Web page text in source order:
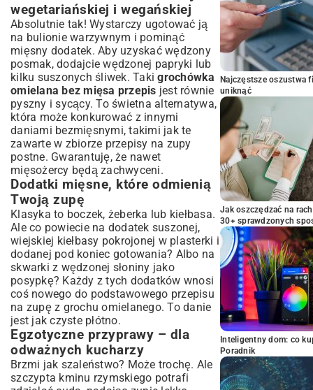
wegetariańskiej i wegańskiej
Absolutnie tak! Wystarczy ugotować ją
na bulionie warzywnym i pominąć
mięsny dodatek. Aby uzyskać wędzony
posmak, dodajcie wędzonej papryki lub
kilku suszonych śliwek. Takigrochówka
omielana bez mięsa przepis jest równie
pyszny i sycący. To świetna alternatywa,
która może konkurować z innymi
daniami bezmięsnymi, takimi jak te
zawarte w zbiorze przepisy na zupy
postne. Gwarantuję, że nawet
mięsożercy będą zachwyceni.
Dodatki mięsne, które odmienią
Twoją zupę
Klasyka to boczek, żeberka lub kiełbasa.
Ale co powiecie na dodatek suszonej,
wiejskiej kiełbasy pokrojonej w plasterki i
dodanej pod koniec gotowania? Albo na
skwarki z wędzonej słoniny jako
posypkę? Każdy z tych dodatków wnosi
coś nowego do podstawowego przepisu
na zupę z grochu omielanego. To danie
jest jak czyste płótno.
Egzotyczne przyprawy – dla
odważnych kucharzy
Brzmi jak szaleństwo? Może trochę. Ale
szczypta kminu rzymskiego potrafi
Najczęstsze oszustwa
uniknąć
Jak oszczędzać na
30+ sprawdzonych
Inteligentny dom: co
Poradnik